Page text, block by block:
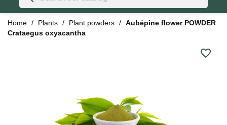
Home Plants Plant powders
Aubépine flower POWDER
Crataegus oxyacantha
favorite_border